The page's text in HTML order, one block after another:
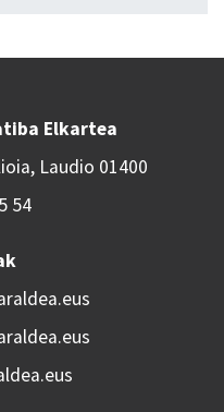
Elkartea
Laudio 01400
54